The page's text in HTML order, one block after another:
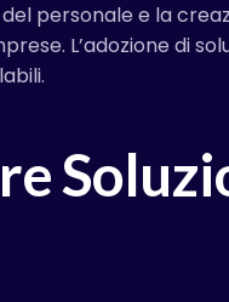
personale e la
L’adozione di